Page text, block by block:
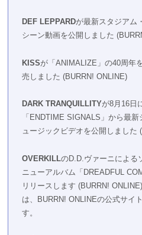
DEF LEPPARDが最新スタジアム
シーン動画を公開しました​ (
KISSが「ANIMALIZE」の40周年
売しました​ (BURRN! ONLINE)
DARK TRANQUILLITYが8月16日
「ENDTIME SIGNALS」から最
ュージックビデオを公開しました​ (
OVERKILLのD.D.ヴァーニによる
ニューアルバム「DREADFUL
リリースします​ (BURRN! ONLINE)
は、BURRN! ONLINEの公式サイ
す。